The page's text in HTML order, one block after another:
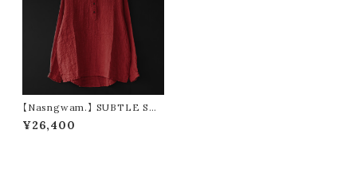
【Nasngwam.】 SUBTLE SHI
RTS (red)
¥26,400